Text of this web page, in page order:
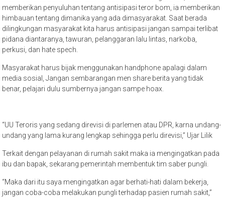
memberikan penyuluhan tentang antisipasi teror bom, ia memberikan
himbauan tentang dimanika yang ada dimasyarakat. Saat berada
dilingkungan masyarakat kita harus antisipasi jangan sampai terlibat
pidana diantaranya, tawuran, pelanggaran lalu lintas, narkoba,
perkusi, dan hate spech.
Masyarakat harus bijak menggunakan handphone apalagi dalam
media sosial, Jangan sembarangan men share berita yang tidak
benar, pelajari dulu sumbernya jangan sampe hoax.
“UU Teroris yang sedang direvisi di parlemen atau DPR, karna undang-
undang yang lama kurang lengkap sehingga perlu direvisi,” Ujar Lilik
Terkait dengan pelayanan di rumah sakit maka ia mengingatkan pada
ibu dan bapak, sekarang pemerintah membentuk tim saber pungli.
“Maka dari itu saya mengingatkan agar berhati-hati dalam bekerja,
jangan coba-coba melakukan pungli terhadap pasien rumah sakit,”